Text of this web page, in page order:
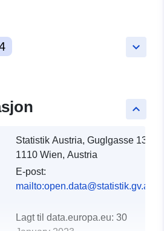
keyboard_arrow_down
keyboard_arrow_up
Statistik Austria, Guglgasse 13,
1110 Wien, Austria
E-post:
mailto:open.data@statistik.gv.at
Lagt til data.europa.eu: 30